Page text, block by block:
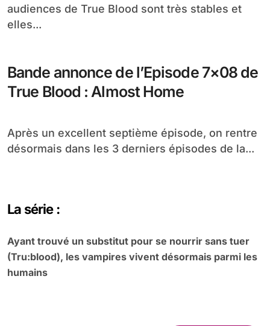
audiences de True Blood sont très stables et
elles...
Bande annonce de l’Episode 7×08 de
True Blood : Almost Home
Après un excellent septième épisode, on rentre
désormais dans les 3 derniers épisodes de la...
La série :
Ayant trouvé un substitut pour se nourrir sans tuer
(Tru:blood), les vampires vivent désormais parmi les
humains